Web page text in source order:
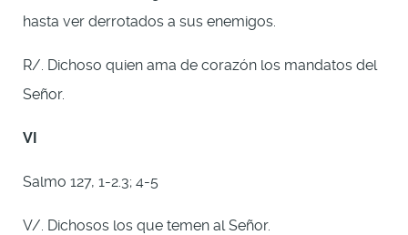
hasta ver derrotados a sus enemigos.
R/. Dichoso quien ama de corazón los mandatos del
Señor.
VI
Salmo 127, 1-2.3; 4-5
V/. Dichosos los que temen al Señor.